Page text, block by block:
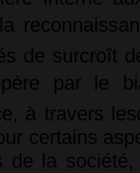
de surcroît
par le
à travers
certains
de la